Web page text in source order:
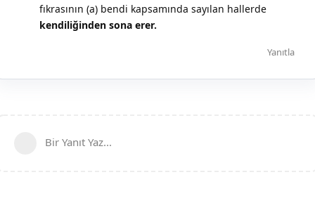
fıkrasının (a) bendi kapsamında sayılan hallerde
kendiliğinden sona erer.
Yanıtla
Bir Yanıt Yaz...